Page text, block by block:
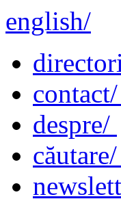
english/
contact/
despre/
căutare/